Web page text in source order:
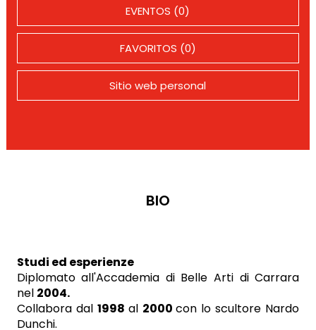
EVENTOS (0)
FAVORITOS (0)
Sitio web personal
BIO
Studi ed esperienze
Diplomato all'Accademia di Belle Arti di Carrara
nel 2004.
Collabora dal 1998 al 2000con lo scultore Nardo
Dunchi.